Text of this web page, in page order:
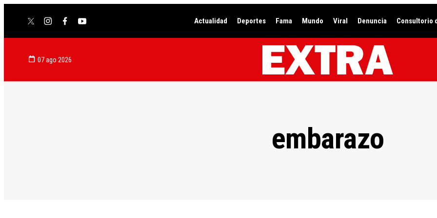
twitterinstagram
facebookyoutube Actualidad Deportes Fama Mundo Viral Denuncia Consultorio
07 ago 2026
embarazo